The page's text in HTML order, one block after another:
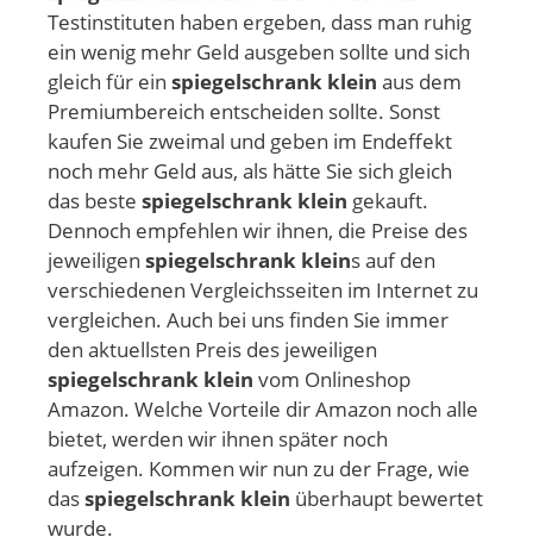
Testinstituten haben ergeben, dass man ruhig
ein wenig mehr Geld ausgeben sollte und sich
gleich für ein spiegelschrank klein aus dem
Premiumbereich entscheiden sollte. Sonst
kaufen Sie zweimal und geben im Endeffekt
noch mehr Geld aus, als hätte Sie sich gleich
das beste spiegelschrank klein gekauft.
Dennoch empfehlen wir ihnen, die Preise des
jeweiligen spiegelschrank kleins auf den
verschiedenen Vergleichsseiten im Internet zu
vergleichen. Auch bei uns finden Sie immer
den aktuellsten Preis des jeweiligen
spiegelschrank klein vom Onlineshop
Amazon. Welche Vorteile dir Amazon noch alle
bietet, werden wir ihnen später noch
aufzeigen. Kommen wir nun zu der Frage, wie
dasspiegelschrank klein überhaupt bewertet
wurde.